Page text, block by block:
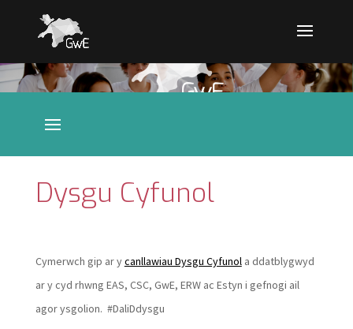
Dysgu Cyfunol
Cymerwch gip ar ycanllawiau Dysgu Cyfunola ddatblygwyd
ar y cyd rhwng EAS, CSC, GwE, ERW ac Estyn i gefnogi ail
agor ysgolion. #DaliDdysgu